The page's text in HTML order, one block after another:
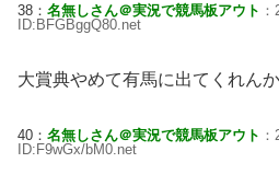
38： 名無しさん＠実況で競馬板アウト
ID:BFGBggQ80.net
大賞典やめて有馬に出てくれん
40： 名無しさん＠実況で競馬板アウト
ID:F9wGx/bM0.net